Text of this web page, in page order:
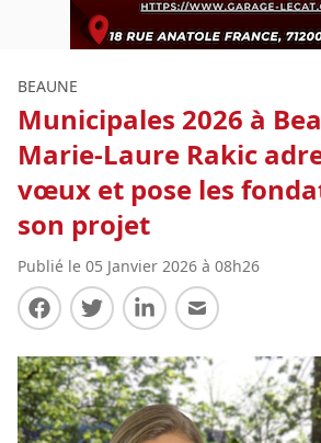
BEAUNE
Municipales 2026 à
Marie-Laure Rakic
vœux et pose les
son projet
Publié le 05 Janvier 2026 à 08h26
Partager sur Facebook
Partager sur Twitter
Partager sur LinkedIn
Partager par E-